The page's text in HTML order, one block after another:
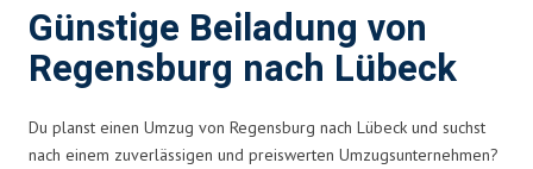
Günstige Beiladung von
Regensburg nach Lübeck
Du planst einen Umzug von Regensburg nach Lübeck und suchst
nach einem zuverlässigen und preiswerten Umzugsunternehmen?